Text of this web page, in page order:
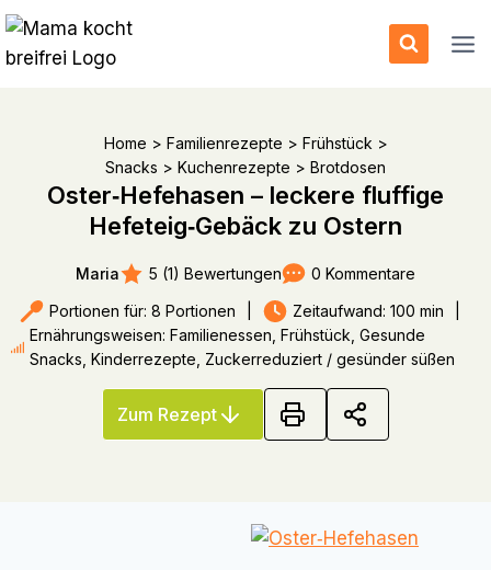
Zum
Home > Familienrezepte > Frühstück >
Snacks > Kuchenrezepte > Brotdosen
Oster‑Hefehasen – leckere fluffige
Hefeteig‑Gebäck zu Ostern
Maria 5 (1) Bewertungen 0 Kommentare
Portionen für: 8 Portionen Zeitaufwand: 100 min
Ernährungsweisen: Familienessen, Frühstück, Gesunde
Snacks, Kinderrezepte, Zuckerreduziert / gesünder süßen
Zum Rezept